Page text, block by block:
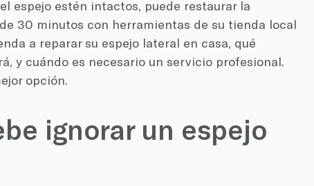
espejo estén intactos, puede restaurar la
30 minutos con herramientas de su tienda local
a reparar su espejo lateral en casa, qué
y cuándo es necesario un servicio profesional.
opción.
ignorar un espejo